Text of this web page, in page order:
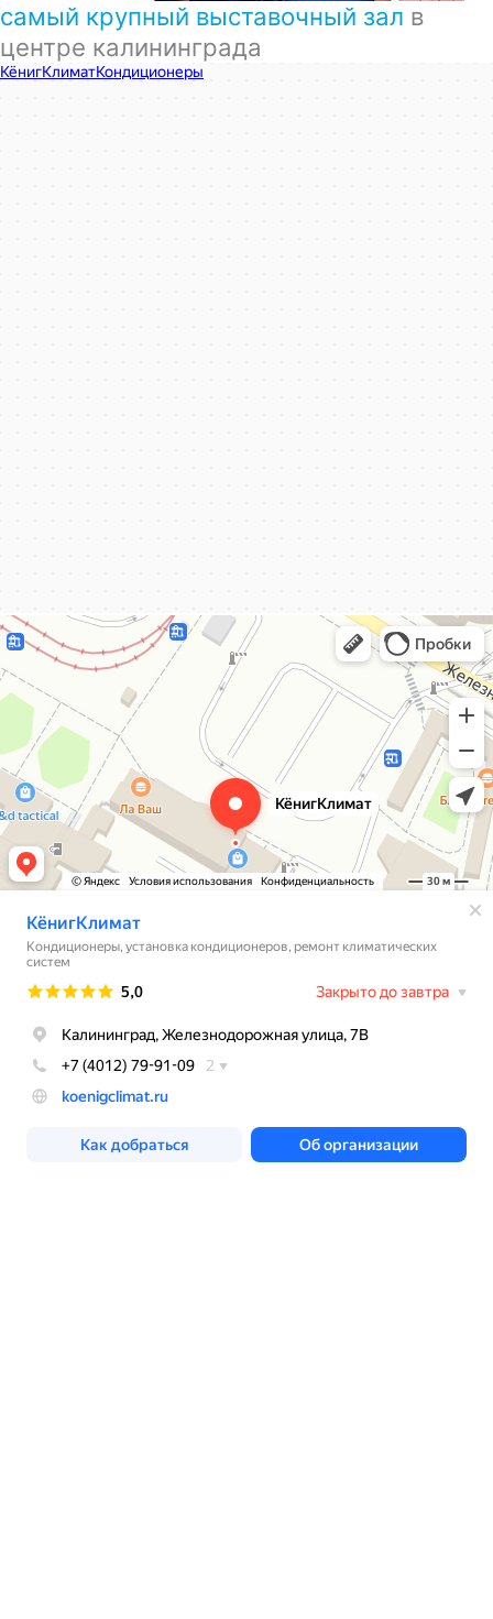
самый крупный выставочный зал в
центре калининграда
КёнигКлимат
Кондиционеры в Калининграде
КёнигКлимат
Кондиционеры в Калининграде
Установка кондиционеров в Калининграде